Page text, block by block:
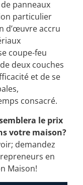
panneaux
particulier
accru
coupe-feu
deux couches
et de se
consacré.
le prix
votre maison?
demandez
en
Maison!